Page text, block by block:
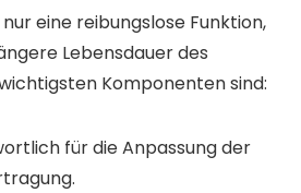
eine reibungslose Funktion,
Lebensdauer des
Komponenten sind:
für die Anpassung der